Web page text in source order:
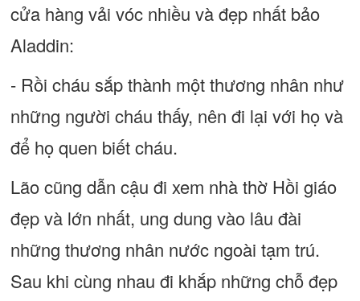
cửa hàng vải vóc nhiều và đẹp nhất bảo
Aladdin:
- Rồi cháu sắp thành một thương nhân như
những người cháu thấy, nên đi lại với họ và
để họ quen biết cháu.
Lão cũng dẫn cậu đi xem nhà thờ Hồi giáo
đẹp và lớn nhất, ung dung vào lâu đài
những thương nhân nước ngoài tạm trú.
Sau khi cùng nhau đi khắp những chỗ đẹp